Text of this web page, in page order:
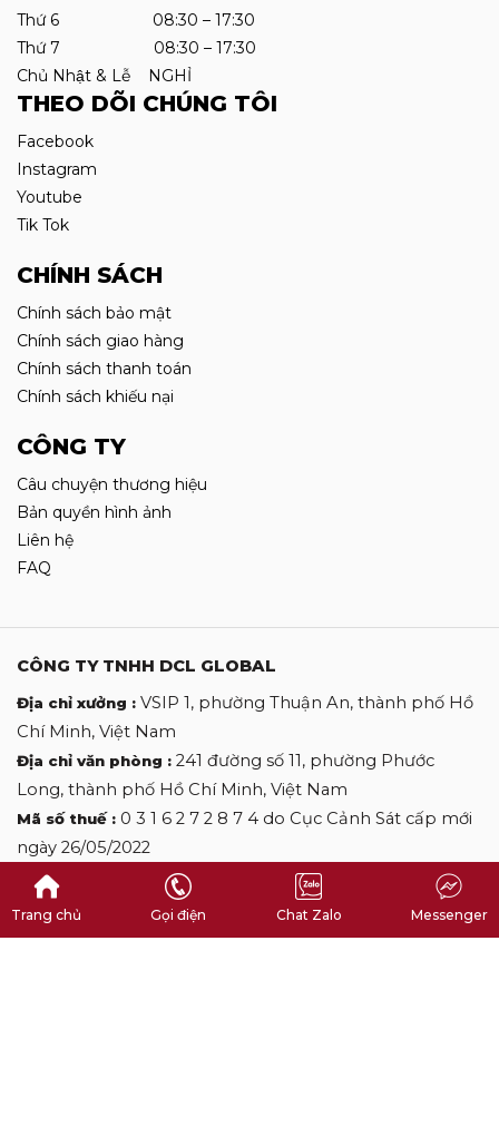
Thứ 6 08:30 – 17:30
Thứ 7 08:30 – 17:30
Chủ Nhật & Lễ NGHỈ
THEO DÕI CHÚNG TÔI
Facebook
Instagram
Youtube
Tik Tok
CHÍNH SÁCH
Chính sách bảo mật
Chính sách giao hàng
Chính sách thanh toán
Chính sách khiếu nại
CÔNG TY
Câu chuyện thương hiệu
Bản quyền hình ảnh
Liên hệ
FAQ
CÔNG TY TNHH DCL GLOBAL
Địa chỉ xưởng : VSIP 1, phường Thuận An, thành phố Hồ
Chí Minh, Việt Nam
Địa chỉ văn phòng : 241 đường số 11, phường Phước
Long, thành phố Hồ Chí Minh, Việt Nam
Mã số thuế : 0 3 1 6 2 7 2 8 7 4 do Cục Cảnh Sát cấp mới
ngày 26/05/2022
Hotline : 0 9 0 9 0 9 2 7 0 6
Email : desclothinglabels@gmail.com
Trang chủ Gọi điện Chat Zalo Messenger